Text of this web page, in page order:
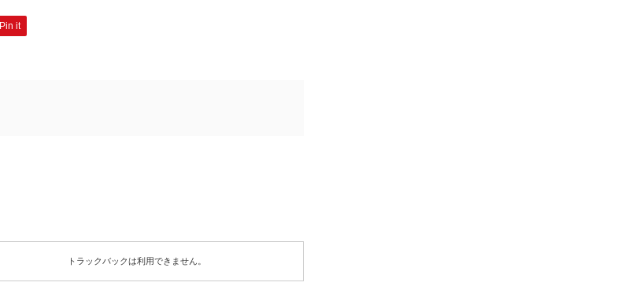
Pin it
トラックバックは利用できません。